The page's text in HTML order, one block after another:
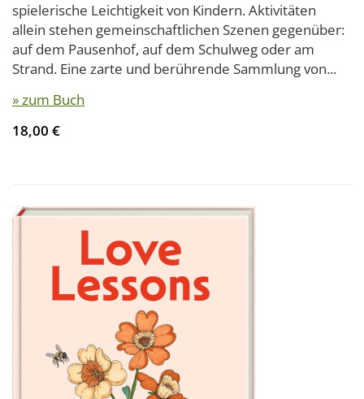
spielerische Leichtigkeit von Kindern. Aktivitäten
allein stehen gemeinschaftlichen Szenen gegenüber:
auf dem Pausenhof, auf dem Schulweg oder am
Strand. Eine zarte und berührende Sammlung von...
» zum Buch
18,00 €